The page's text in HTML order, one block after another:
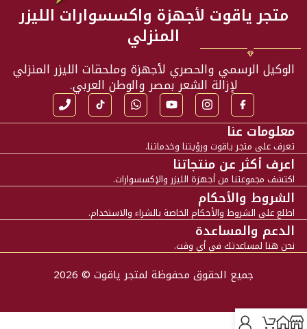
متجر ياقوت لأجهزة واكسسوارات الليزر
المنزلي
الوكيل الرسمي والحصري لأجهزة وملحقات الليزر المنزلي
لإزالة الشعر بمصر والوطن العربي.
معلومات عنا
تعرف على متجر ياقوت ورؤيتنا وخدماتنا.
اعرف أكثر عن منتجاتنا
اكتشف مجموعتنا من أجهزة الليزر والإكسسوارات.
الشروط والأحكام
اطلع على الشروط والأحكام الخاصة بالشراء والاستخدام.
الدعم والمساعدة
نحن هنا لمساعدتك في أي وقت.
جميع الحقوق محفوظة لمتجر ياقوت © 2026